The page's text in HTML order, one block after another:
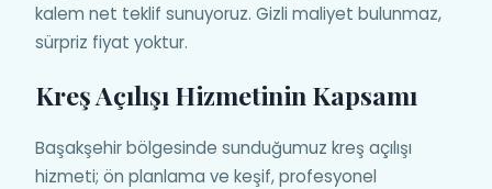
kalem net teklif sunuyoruz. Gizli maliyet bulunmaz,
sürpriz fiyat yoktur.
Kreş Açılışı Hizmetinin Kapsamı
Başakşehir bölgesinde sunduğumuz kreş açılışı
hizmeti; ön planlama ve keşif, profesyonel